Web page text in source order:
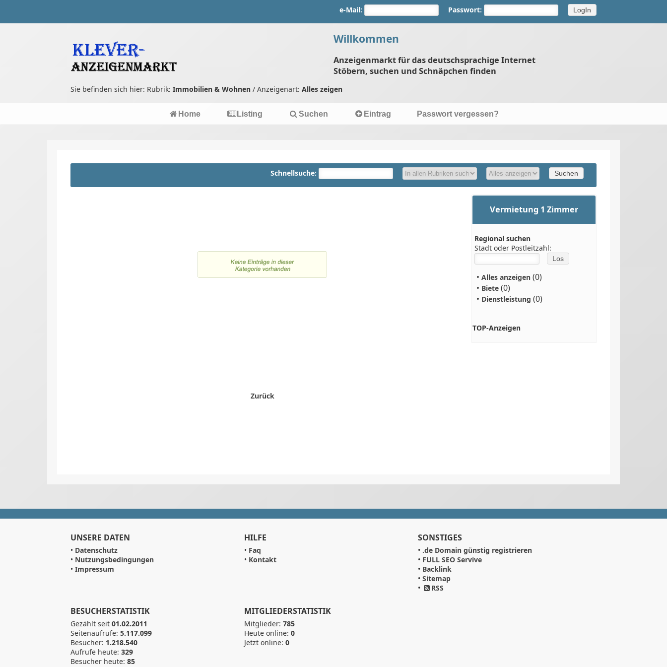
e-Mail: Passwort:
Willkommen
Anzeigenmarkt für das deutschsprachige Internet
Stöbern, suchen und Schnäpchen finden
Sie befinden sich hier: Rubrik: Immobilien & Wohnen / Anzeigenart: Alles zeigen
Home Listing Suchen Eintrag Passwort vergessen?
Schnellsuche:
Zurück
Vermietung 1 Zimmer
Regional suchen
Stadt oder Postleitzahl:
• Alles anzeigen (0)
• Biete (0)
• Dienstleistung (0)
TOP-Anzeigen
UNSERE DATEN
• Datenschutz
• Nutzungsbedingungen
• Impressum
HILFE
• Faq
• Kontakt
SONSTIGES
• .de Domain günstig registrieren
• FULL SEO Servive
• Backlink
• Sitemap
•
RSS
BESUCHERSTATISTIK
Gezählt seit 01.02.2011
Seitenaufrufe: 5.117.099
Besucher: 1.218.540
Aufrufe heute: 329
Besucher heute: 85
MITGLIEDERSTATISTIK
Mitglieder: 785
Heute online: 0
Jetzt online: 0